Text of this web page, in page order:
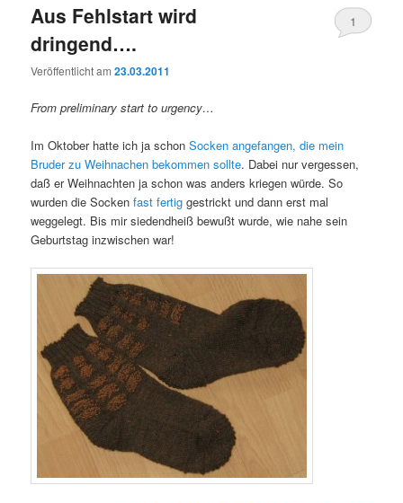
Aus Fehlstart wird
dringend….
Veröffentlicht am23.03.2011
1
From preliminary start to urgency…
Im Oktober hatte ich ja schonSocken angefangen, die mein
Bruder zu Weihnachen bekommen sollte. Dabei nur vergessen,
daß er Weihnachten ja schon was anders kriegen würde. So
wurden die Sockenfast fertig gestrickt und dann erst mal
weggelegt. Bis mir siedendheiß bewußt wurde, wie nahe sein
Geburtstag inzwischen war!